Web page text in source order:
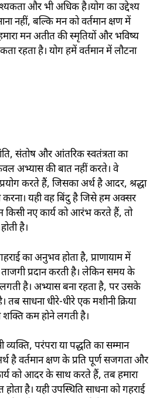
और भी अधिक है।योग का उद्देश्य
नहीं, बल्कि मन को वर्तमान क्षण में
मन अतीत की स्मृतियों और भविष्य
है। योग हमें वर्तमान में लौटना
, संतोष और आंतरिक स्वतंत्रता का
अभ्यास की बात नहीं करते। वे
करते हैं, जिसका अर्थ है आदर, श्रद्धा
यही वह बिंदु है जिसे हम अक्सर
नए कार्य को आरंभ करते हैं, तो
है।
का अनुभव होता है, प्राणायाम में
प्रदान करती है। लेकिन समय के
है। अभ्यास बना रहता है, पर उसके
तब साधना धीरे-धीरे एक मशीनी क्रिया
कम होने लगती है।
व्यक्ति, परंपरा या पद्धति का सम्मान
है वर्तमान क्षण के प्रति पूर्ण सजगता और
को आदर के साथ करते हैं, तब हमारा
है। यही उपस्थिति साधना को गहराई